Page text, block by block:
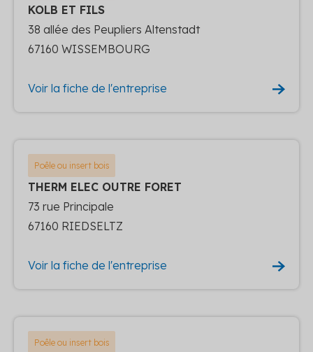
KOLB ET FILS
38 allée des Peupliers Altenstadt
67160 WISSEMBOURG
Voir la fiche de l'entreprise
Poêle ou insert bois
THERM ELEC OUTRE FORET
73 rue Principale
67160 RIEDSELTZ
Voir la fiche de l'entreprise
Poêle ou insert bois